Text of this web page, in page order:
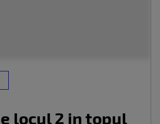
locul 2 in topul